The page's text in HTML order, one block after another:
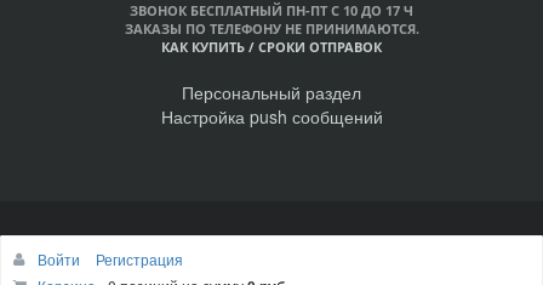
ЗВОНОК БЕСПЛАТНЫЙ ПН-ПТ С 10 ДО 17 Ч
ЗАКАЗЫ ПО ТЕЛЕФОНУ НЕ ПРИНИМАЮТСЯ.
КАК КУПИТЬ / СРОКИ ОТПРАВОК
Персональный раздел
Настройка push сообщений
© Интернет-магазин ОПТ-ХОЗ, 2011-2026
Войти
Регистрация